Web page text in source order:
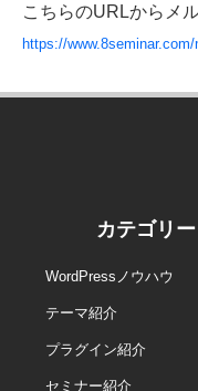
こちらのURLからメ
https://
カテゴリー
WordPressノウハウ
テーマ紹介
プラグイン紹介
セミナー紹介